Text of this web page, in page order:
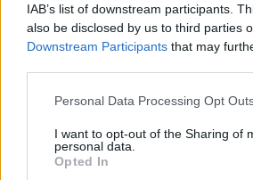
IAB’s list of downstream participants.
also be disclosed by us to third parties
Downstream Participants that may
Please note that this website/app uses
not limited to your visit or usage
grant or deny consent to Google and its
use your data for below specified
Personal Data Processing Opt
I want to opt-out of the Sharing of
personal data.
Opted In